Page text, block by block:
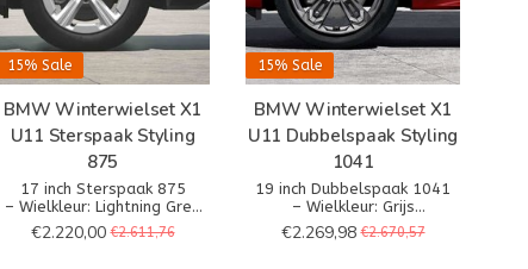
15% Sale
BMW Winterwielset X1
U11 Sterspaak Styling
875
17 inch Sterspaak 875
– Wielkleur: Lightning Grey
– Wielafmetingen: 7Jx17
– Bandenmaat: 205/65 R17
€2.220,00 €2.611,76
15% Sale
BMW Winterwielset X1
U11 Dubbelspaak Styling
1041
19 inch Dubbelspaak 1041
– Wielkleur: Grijs
– Wielafmetingen: 8Jx19
– Bandenmaat: 195/55R19
€2.269,98 €2.670,57